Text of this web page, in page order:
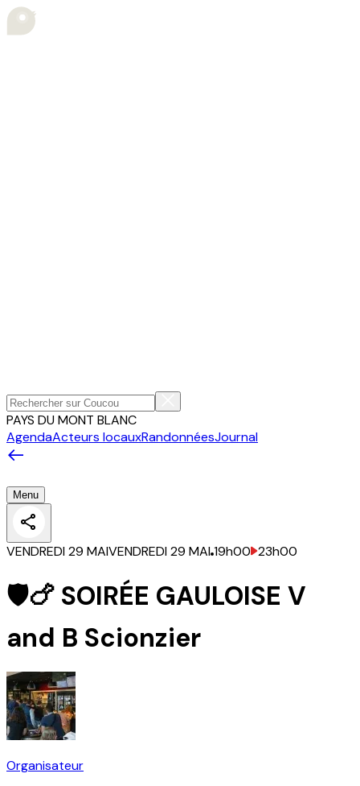
PAYS DU MONT BLANC
AgendaActeurs locauxRandonnéesJournal
Menu
VENDREDI 29 MAIVENDREDI 29 MAI19h00 23h00
🛡️🍗 SOIRÉE GAULOISE V
and B Scionzier
Organisateur